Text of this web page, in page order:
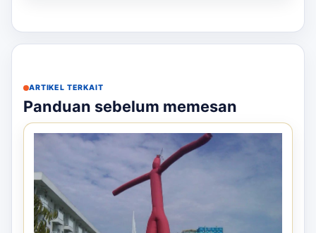
ARTIKEL TERKAIT
Panduan sebelum memesan